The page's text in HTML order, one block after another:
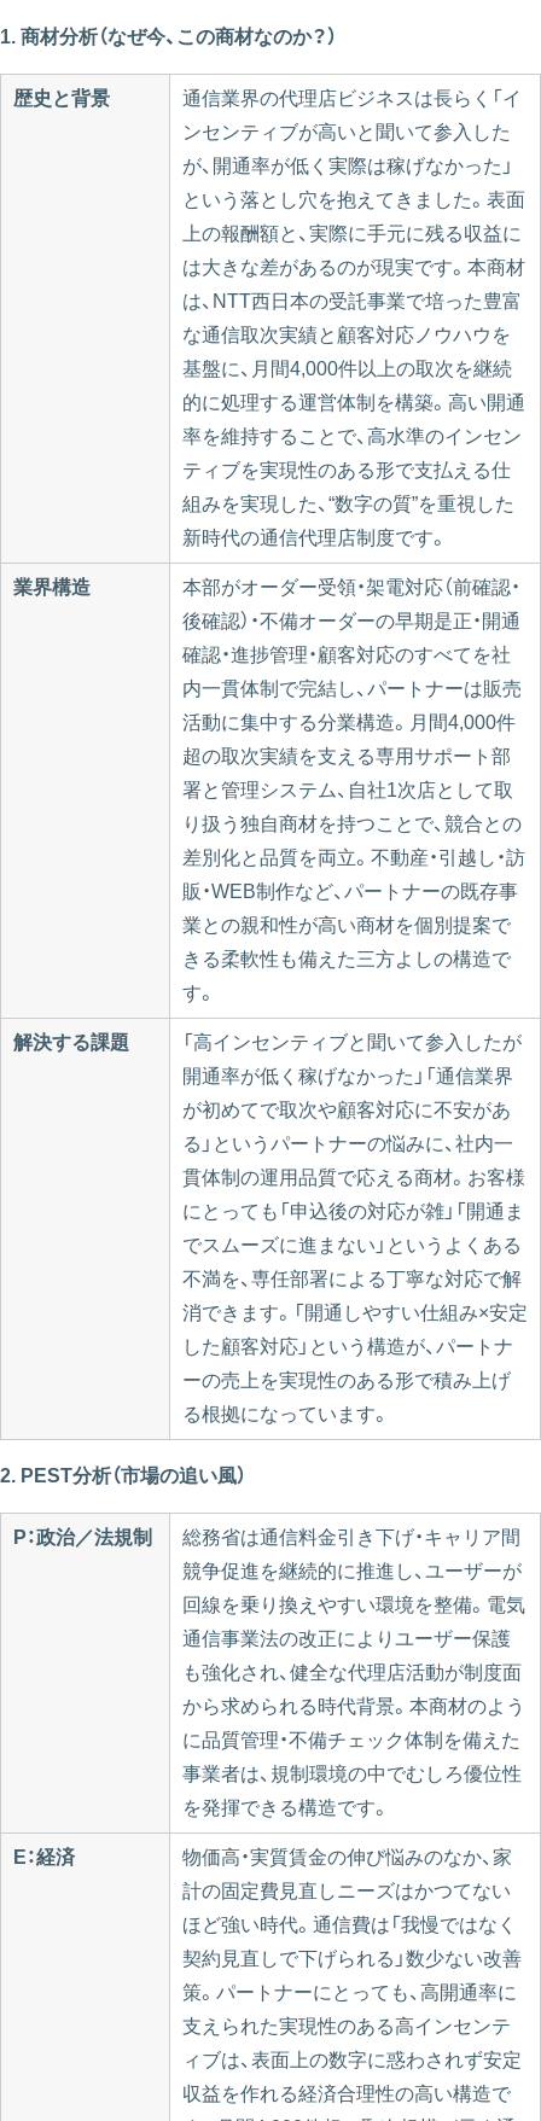
1. 商材分析（なぜ今、この商材なのか？）
歴史と背景
通信業界の代理店ビジネスは長らく「イ
ンセンティブが高いと聞いて参入した
が、開通率が低く実際は稼げなかった」
という落とし穴を抱えてきました。表面
上の報酬額と、実際に手元に残る収益に
は大きな差があるのが現実です。本商材
は、NTT西日本の受託事業で培った豊富
な通信取次実績と顧客対応ノウハウを
基盤に、月間4,000件以上の取次を継続
的に処理する運営体制を構築。高い開通
率を維持することで、高水準のインセン
ティブを実現性のある形で支払える仕
組みを実現した、“数字の質”を重視した
新時代の通信代理店制度です。
業界構造
本部がオーダー受領・架電対応（前確認・
後確認）・不備オーダーの早期是正・開通
確認・進捗管理・顧客対応のすべてを社
内一貫体制で完結し、パートナーは販売
活動に集中する分業構造。月間4,000件
超の取次実績を支える専用サポート部
署と管理システム、自社1次店として取
り扱う独自商材を持つことで、競合との
差別化と品質を両立。不動産・引越し・訪
販・WEB制作など、パートナーの既存事
業との親和性が高い商材を個別提案で
きる柔軟性も備えた三方よしの構造で
す。
解決する課題
「高インセンティブと聞いて参入したが
開通率が低く稼げなかった」「通信業界
が初めてで取次や顧客対応に不安があ
る」というパートナーの悩みに、社内一
貫体制の運用品質で応える商材。お客様
にとっても「申込後の対応が雑」「開通ま
でスムーズに進まない」というよくある
不満を、専任部署による丁寧な対応で解
消できます。「開通しやすい仕組み×安定
した顧客対応」という構造が、パートナ
ーの売上を実現性のある形で積み上げ
る根拠になっています。
2. PEST分析（市場の追い風）
P：政治／法規制
総務省は通信料金引き下げ・キャリア間
競争促進を継続的に推進し、ユーザーが
回線を乗り換えやすい環境を整備。電気
通信事業法の改正によりユーザー保護
も強化され、健全な代理店活動が制度面
から求められる時代背景。本商材のよう
に品質管理・不備チェック体制を備えた
事業者は、規制環境の中でむしろ優位性
を発揮できる構造です。
E：経済
物価高・実質賃金の伸び悩みのなか、家
計の固定費見直しニーズはかつてない
ほど強い時代。通信費は「我慢ではなく
契約見直しで下げられる」数少ない改善
策。パートナーにとっても、高開通率に
支えられた実現性のある高インセンテ
ィブは、表面上の数字に惑わされず安定
収益を作れる経済合理性の高い構造で